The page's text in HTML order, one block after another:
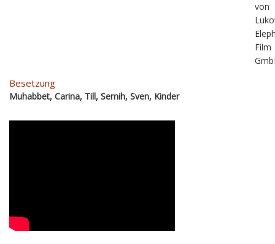
von
Film
Besetzung
Muhabbet, Carina, Till, Semih, Sven, Kinder